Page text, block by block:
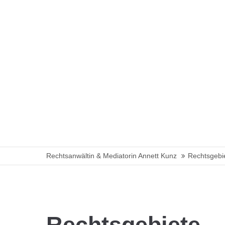
Rechtsanwältin & Mediatorin Annett Kunz